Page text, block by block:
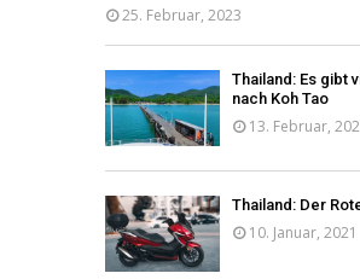
25. Februar, 2023
Thailand: Es gibt
nach Koh Tao
13. Februar,
Thailand: Der
10. Januar, 2021